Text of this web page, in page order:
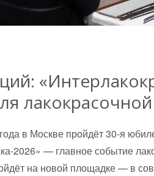
в Москве пройдёт 30-я
2026» — главное событие
на новой площадке — в